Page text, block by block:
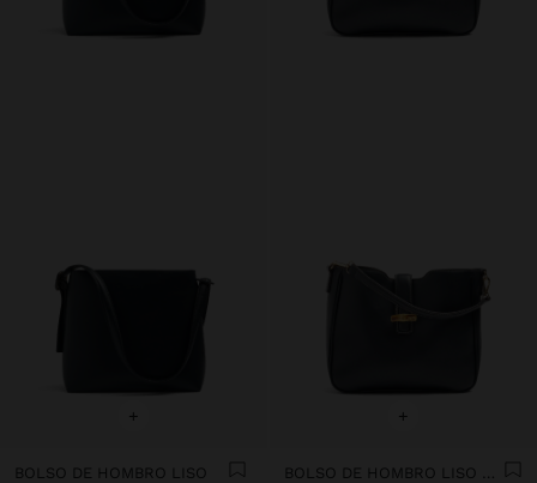
+
BOLSO DE HOMBRO LISO
+
BOLSO DE HOMBRO LISO CON BANDOLERA